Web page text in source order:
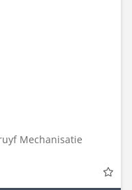
Mechanisatie